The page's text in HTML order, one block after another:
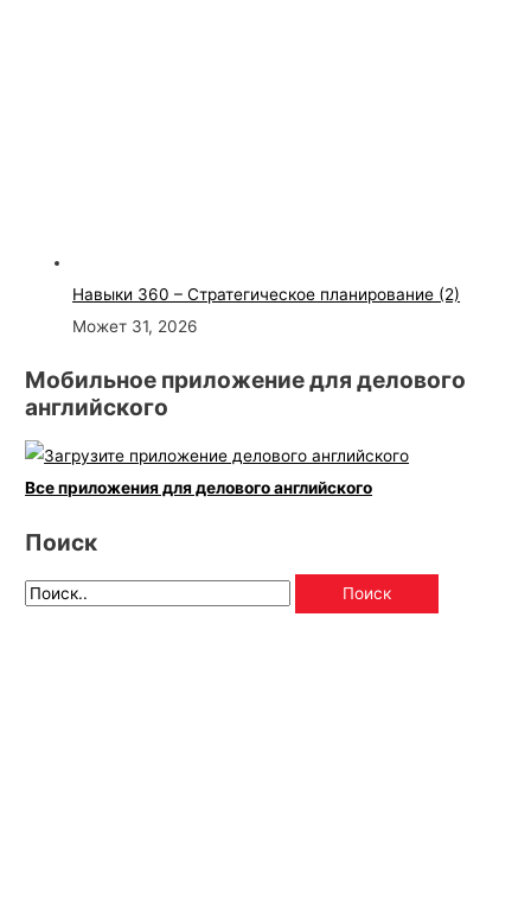
Навыки 360 – Стратегическое планирование (2)
Может 31, 2026
Мобильное приложение для делового
английского
Все приложения для делового английского
Поиск